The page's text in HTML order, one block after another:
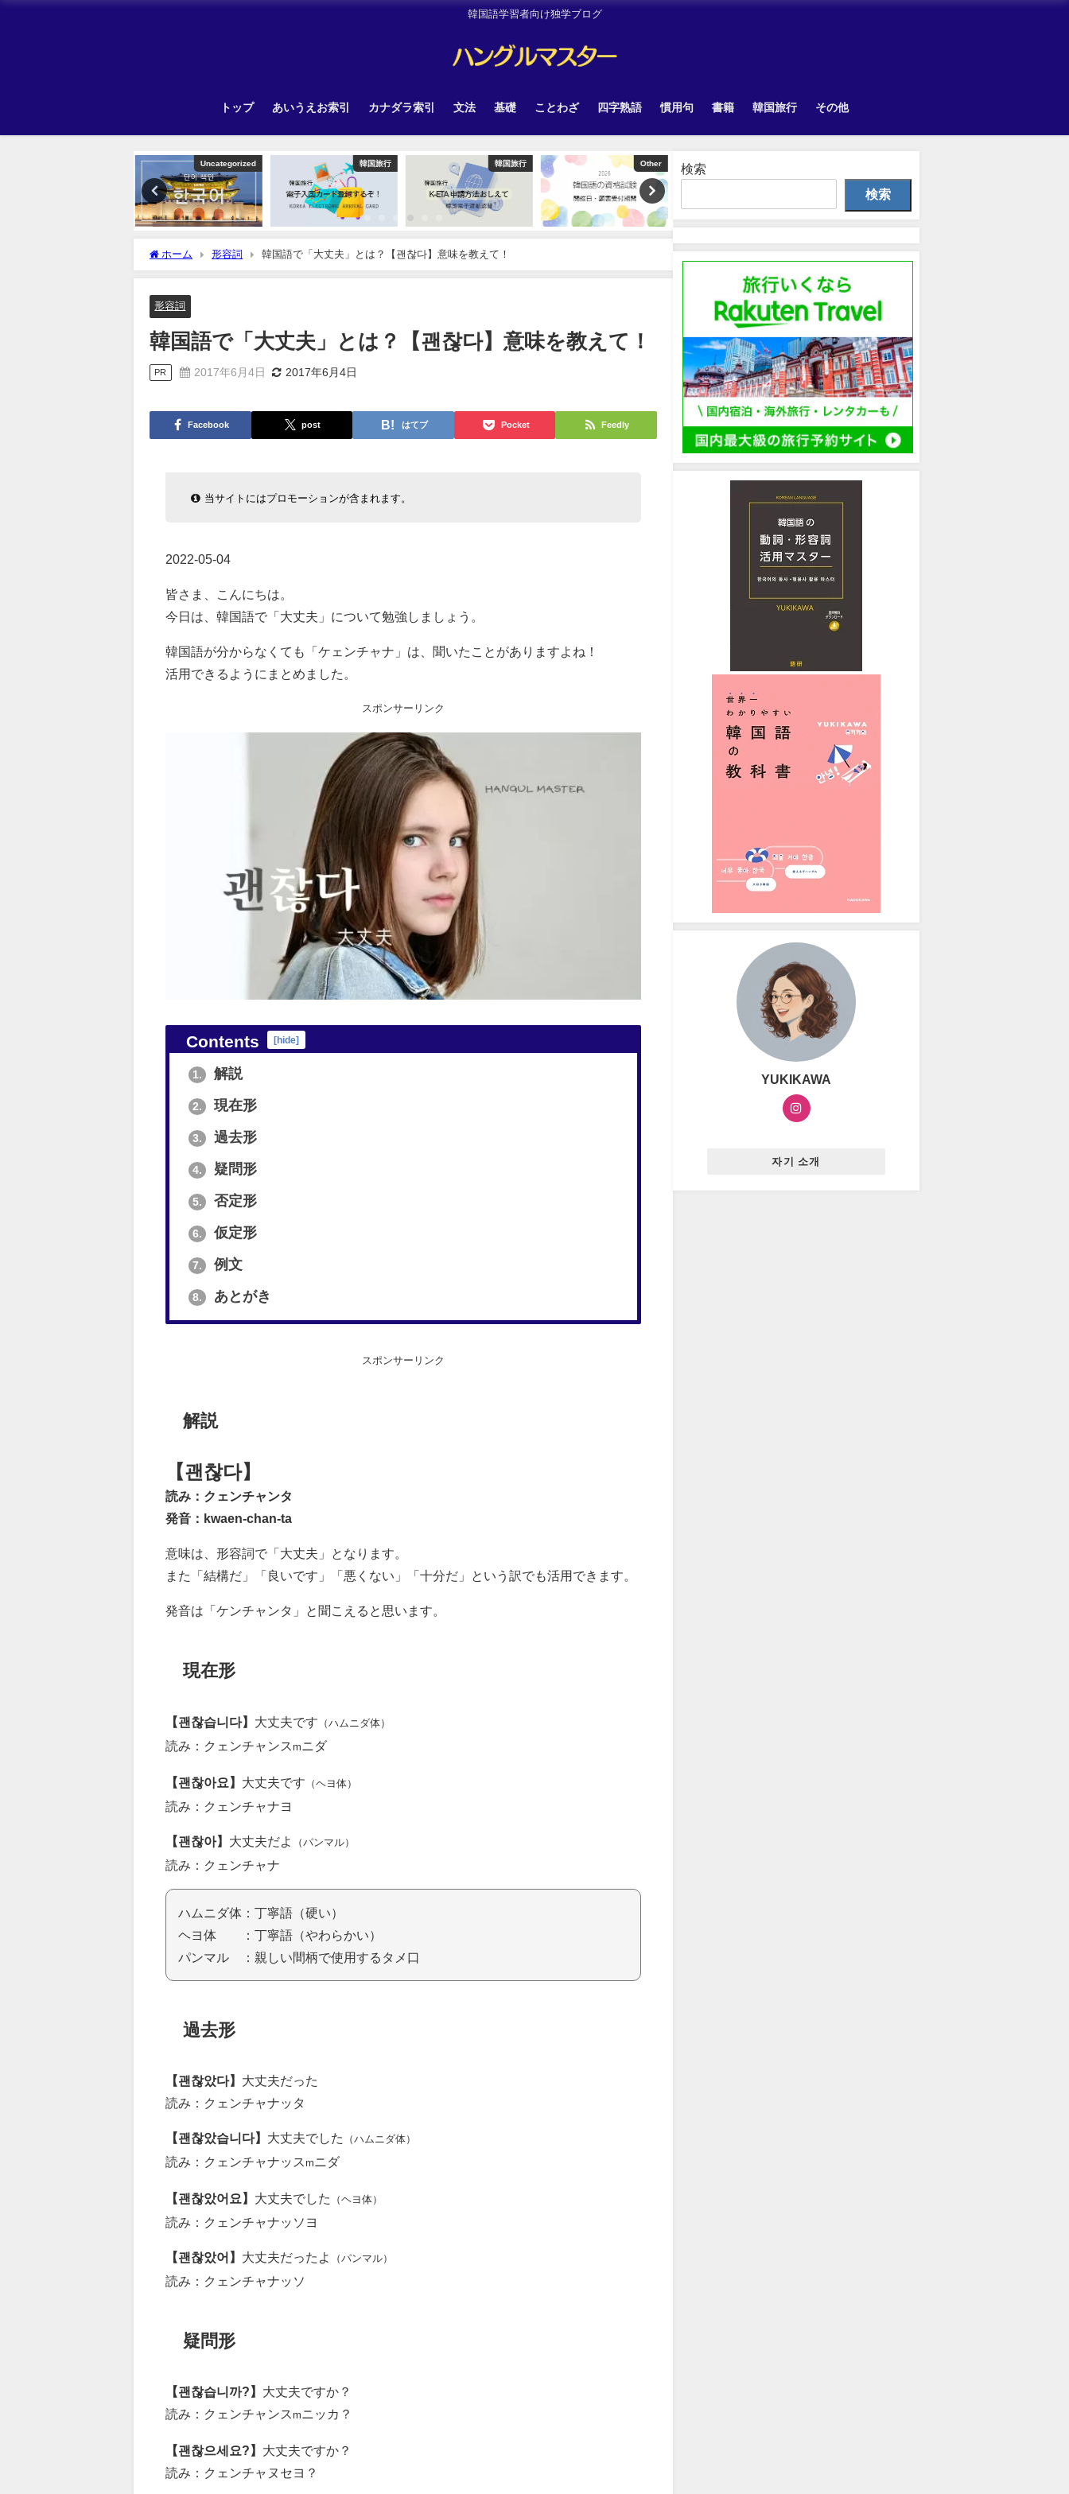
韓国語学習者向け独学ブログ
トップ あいうえお索引 カナダラ索引 文法 基礎 ことわざ 四字熟語 慣用句 書籍 韓国旅行 その他
韓国旅行 韓国旅行 Other Uncategorized
ホーム 形容詞 韓国語で「大丈夫」とは？【괜찮다】意味を教えて！
形容詞
韓国語で「大丈夫」とは？【괜찮다】意味を教えて！
PR 2017年6月4日 2017年6月4日
Facebook post はてブ Pocket Feedly
当サイトにはプロモーションが含まれます。
2022-05-04
皆さま、こんにちは。
今日は、韓国語で「大丈夫」について勉強しましょう。
韓国語が分からなくても「ケェンチャナ」は、聞いたことがありますよね！
活用できるようにまとめました。
スポンサーリンク
Contents [hide]
1. 解説
2. 現在形
3. 過去形
4. 疑問形
5. 否定形
6. 仮定形
7. 例文
8. あとがき
スポンサーリンク
解説
【괜찮다】
読み：クェンチャンタ
発音：kwaen-chan-ta
意味は、形容詞で「大丈夫」となります。
また「結構だ」「良いです」「悪くない」「十分だ」という訳でも活用できます。
発音は「ケンチャンタ」と聞こえると思います。
現在形
【괜찮습니다】 大丈夫です （ハムニダ体）
読み：クェンチャンス m ニダ
【괜찮아요】 大丈夫です （ヘヨ体）
読み：クェンチャナヨ
【괜찮아】 大丈夫だよ （パンマル）
読み：クェンチャナ
ハムニダ体：丁寧語（硬い）
ヘヨ体 ：丁寧語（やわらかい）
パンマル ：親しい間柄で使用するタメ口
過去形
【괜찮았다】 大丈夫だった
読み：クェンチャナッタ
【괜찮았습니다】 大丈夫でした （ハムニダ体）
読み：クェンチャナッス m ニダ
【괜찮았어요】 大丈夫でした （ヘヨ体）
読み：クェンチャナッソヨ
【괜찮았어】 大丈夫だったよ （パンマル）
読み：クェンチャナッソ
疑問形
【괜찮습니까?】 大丈夫ですか？
読み：クェンチャンスmニッカ？
【괜찮으세요?】 大丈夫ですか？
読み：クェンチャヌセヨ？
検索
検索
YUKIKAWA
자기 소개